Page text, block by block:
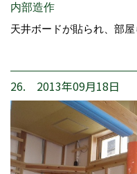
内部造作
天井ボードが貼られ、部屋
26. 2013年09月18日